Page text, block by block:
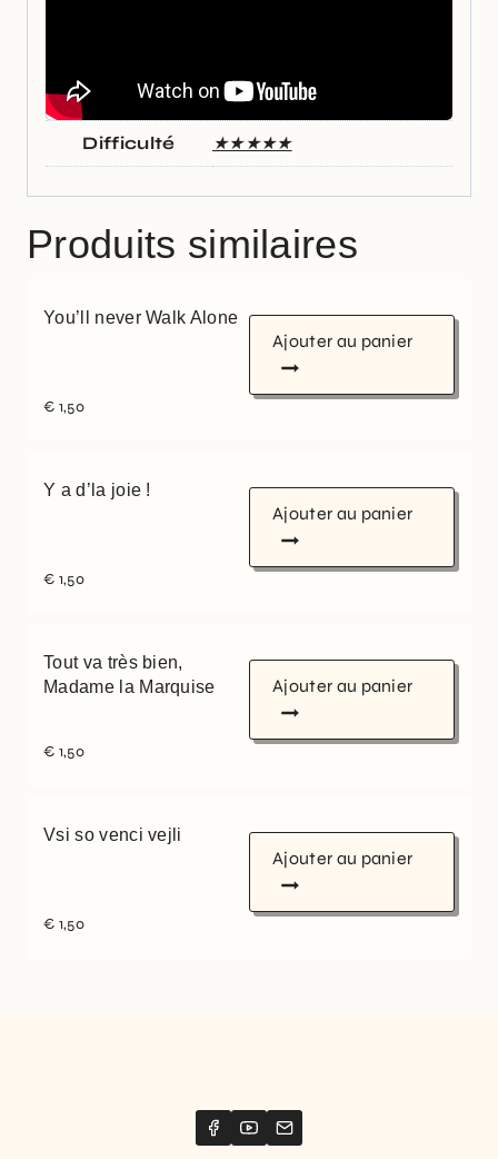
Difficulté ★★★★★
Produits similaires
You’ll never Walk Alone
€ 1,50
Ajouter au panier
Y a d’la joie !
€ 1,50
Ajouter au panier
Tout va très bien,
Madame la Marquise
€ 1,50
Ajouter au panier
Vsi so venci vejli
€ 1,50
Ajouter au panier